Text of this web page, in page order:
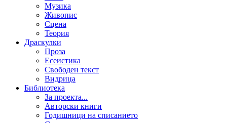
Музика
Живопис
Сцена
Теория
Драскулки
Проза
Есеистика
Свободен текст
Видрица
Библиотека
За проекта...
Авторски книги
Годишници на списанието